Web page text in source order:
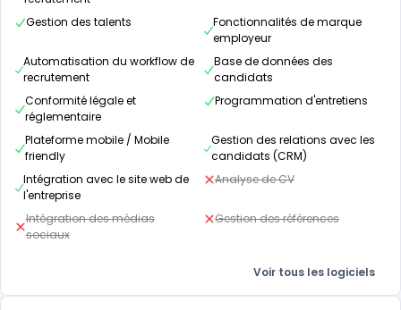
Gestion des talents
Fonctionnalités de marque
employeur
Automatisation du workflow de
recrutement
Base de données des
candidats
Conformité légale et
réglementaire
Programmation d'entretiens
Plateforme mobile / Mobile
friendly
Gestion des relations avec les
candidats (CRM)
Intégration avec le site web de
l'entreprise
Analyse de CV
Intégration des médias
sociaux
Gestion des références
Voir tous les logiciels